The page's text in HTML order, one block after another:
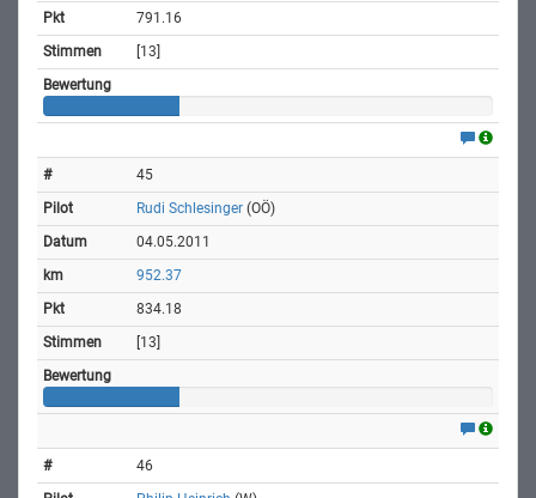
791.16
[13]
45
Rudi Schlesinger (OÖ)
04.05.2011
952.37
834.18
[13]
46